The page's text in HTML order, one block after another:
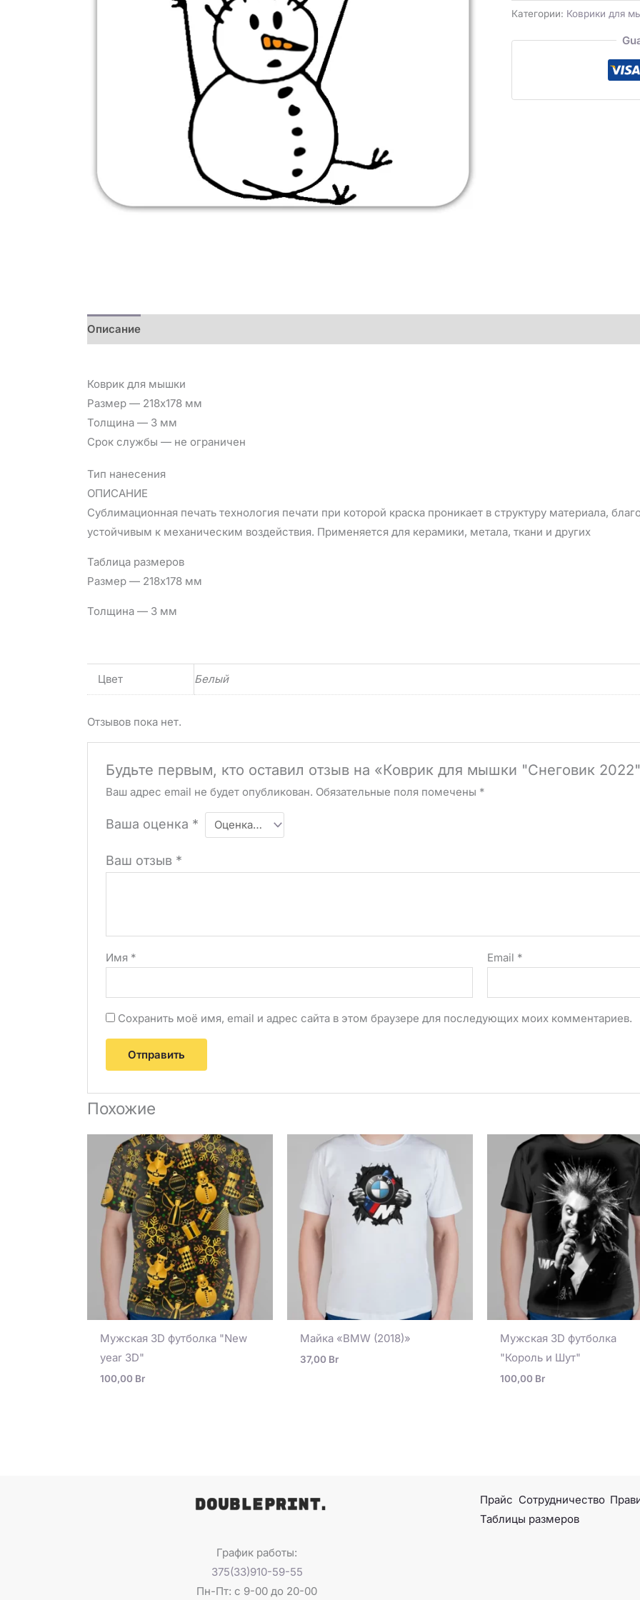
Категории: Коврики для
Описание
Коврик для мышки
Размер — 218х178 мм
Толщина — 3 мм
Срок службы — не ограничен
Тип нанесения
ОПИСАНИЕ
Сублимационная печать технология печати при которой краска проникает в структуру материала,
устойчивым к механическим воздействия. Применяется для керамики, метала, ткани и других
Таблица размеров
Размер — 218х178 мм
Толщина — 3 мм
Цвет Белый
Отзывов пока нет.
Будьте первым, кто оставил отзыв на «Коврик для мышки "Снеговик
Ваш адрес email не будет опубликован. Обязательные поля помечены *
Ваша оценка *
Ваш отзыв *
Имя * Email *
Сохранить моё имя, email и адрес сайта в этом браузере для последующих моих комментариев.
Похожие
Мужская 3D футболка "New
year 3D"
100,00 Br
Майка «BMW (2018)»
37,00 Br
Мужская 3D футболка
"Король и Шут"
100,00 Br
Прайс Сотрудничество
Таблицы размеров
График работы:
375(33)910-59-55
Пн-Пт: с 9-00 до 20-00